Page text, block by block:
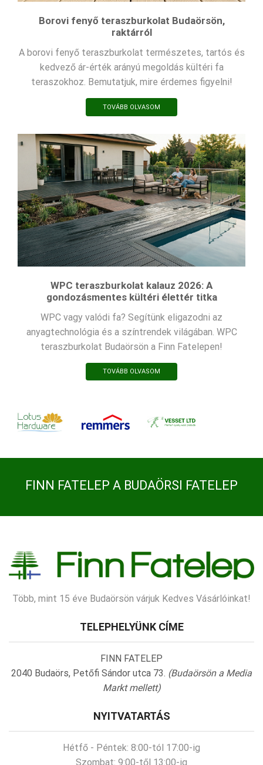
Borovi fenyő teraszburkolat Budaörsön,
raktárról
A borovi fenyő teraszburkolat természetes, tartós és
kedvező ár-érték arányú megoldás kültéri fa
teraszokhoz. Bemutatjuk, mire érdemes figyelni!
TOVÁBB OLVASOM
WPC teraszburkolat kalauz 2026: A
gondozásmentes kültéri élettér titka
WPC vagy valódi fa? Segítünk eligazodni az
anyagtechnológia és a színtrendek világában. WPC
teraszburkolat Budaörsön a Finn Fatelepen!
TOVÁBB OLVASOM
FINN FATELEP A BUDAÖRSI FATELEP
Több, mint 15 éve Budaörsön várjuk Kedves Vásárlóinkat!
TELEPHELYÜNK CÍME
FINN FATELEP
2040 Budaörs, Petőfi Sándor utca 73. (Budaörsön a Media
Markt mellett)
NYITVATARTÁS
Hétfő - Péntek: 8:00-tól 17:00-ig
Szombat: 9:00-től 13:00-ig